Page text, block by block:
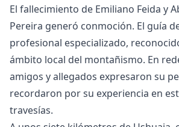
El fallecimiento de Emiliano Feida y
Pereira generó conmoción. El guía
profesional especializado,
ámbito local del montañismo. En
amigos y allegados expresaron su
recordaron por su experiencia en
travesías.